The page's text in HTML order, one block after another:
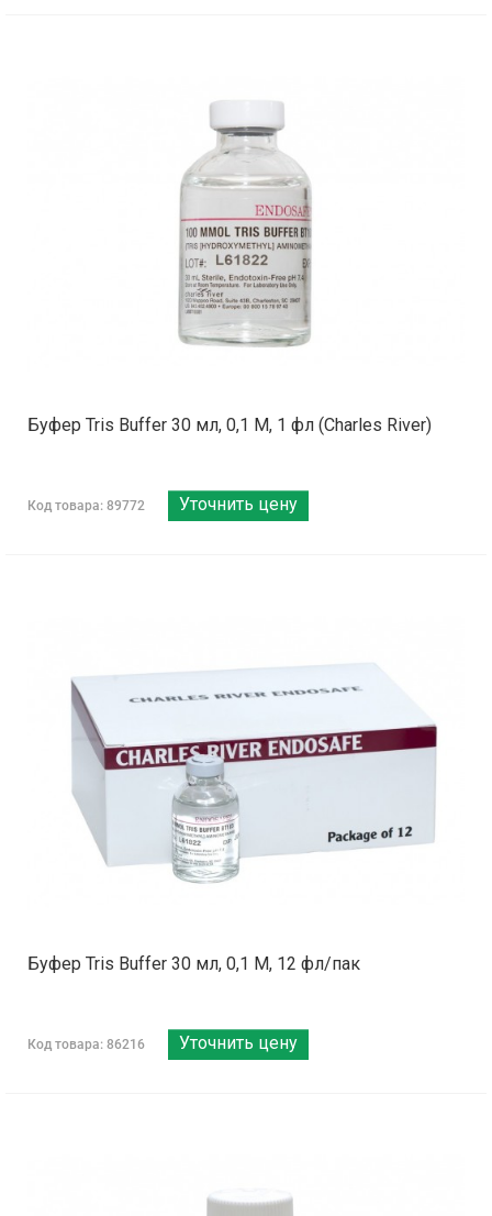
Буфер Tris Buffer 30 мл, 0,1 М, 1 фл (Charles River)
Код товара: 89772 Уточнить цену
Буфер Tris Buffer 30 мл, 0,1 М, 12 фл/пак
Код товара: 86216 Уточнить цену